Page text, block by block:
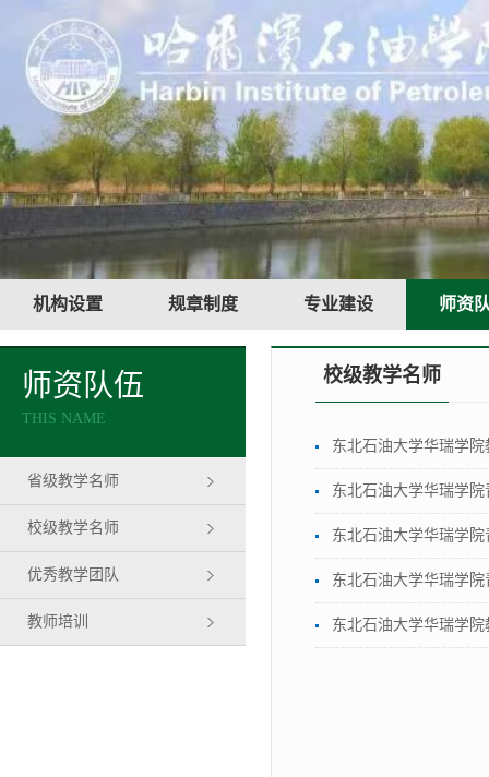
机构设置 规章制度 专业建设 师资
师资队伍
THIS NAME
省级教学名师
校级教学名师
优秀教学团队
教师培训
校级教学名师
东北石油大学华瑞学
东北石油大学华瑞学
东北石油大学华瑞学
东北石油大学华瑞学
东北石油大学华瑞学